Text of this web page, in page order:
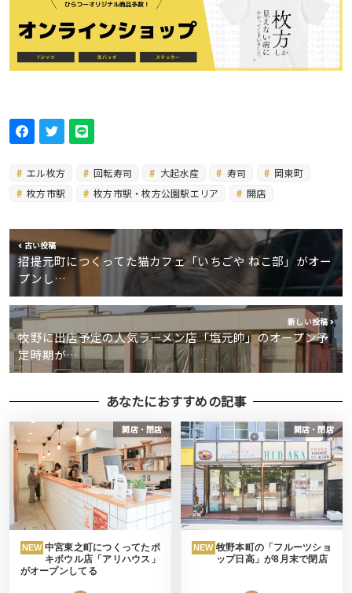
エル枚方 回転寿司 大起水産 寿司
岡東町
枚方市駅
枚方市駅・枚方公園駅エリア 開店
古い投稿
招提元町につくってた猫カフェ「いちごや ねこ部」がオー
プンし…
新しい投稿
牧野に出店予定の人気ラーメン店「塩元帥」のオープン予
定時期が…
あなたにおすすめの記事
開店・閉店
NEW 中宮東之町につくってたポ
キボウル店「アリハウス」
がオープンしてる
開店・閉店
NEW 牧野本町の「フルーツショ
ップ日高」が8月末で閉店